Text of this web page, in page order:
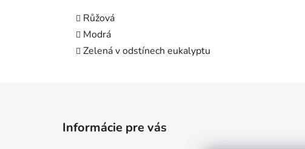
Růžová
Modrá
Zelená v odstínech eukalyptu
Informácie pre vás